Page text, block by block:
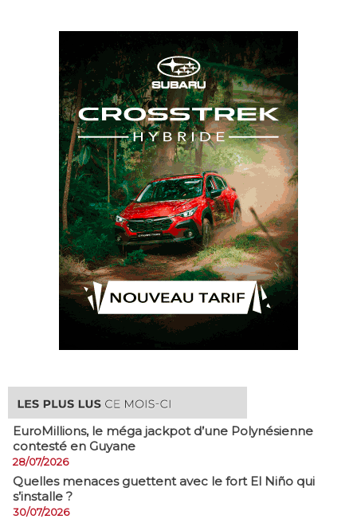
EuroMillions, ​le méga jackpot d’une Polynésienne
contesté en Guyane
28/07/2026
Quelles menaces guettent avec le fort El Niño qui
s’installe ?
30/07/2026